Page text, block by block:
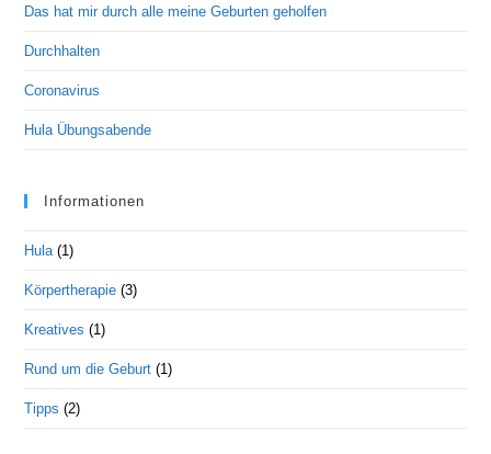
Das hat mir durch alle meine Geburten geholfen
Durchhalten
Coronavirus
Hula Übungsabende
Informationen
Hula (1)
Körpertherapie (3)
Kreatives (1)
Rund um die Geburt (1)
Tipps (2)